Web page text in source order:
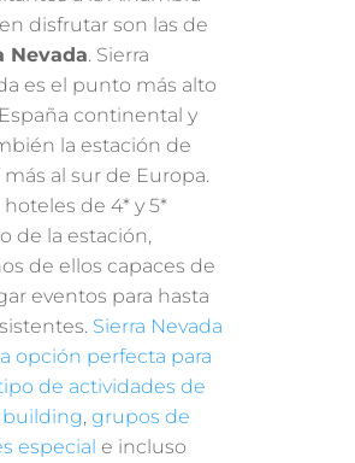
disfrutar son las de
Nevada. Sierra
es el punto más alto
continental y
la estación de
al sur de Europa.
hoteles de 4* y 5*
de la estación,
de ellos capaces de
eventos para hasta
Sierra Nevada
opción perfecta para
de actividades de
,grupos de
especial e incluso